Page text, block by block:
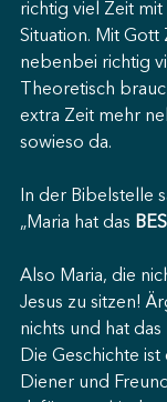
richtig viel Zeit mit
Situation. Mit
nebenbei richtig
Theoretisch
extra Zeit mehr
sowieso da.
In der Bibelstelle
„Maria hat das
Also Maria, die
Jesus zu sitzen!
nichts und hat
Die Geschichte
Diener und